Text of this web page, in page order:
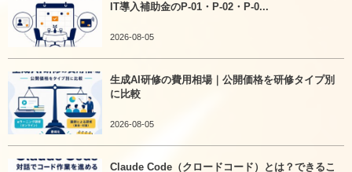
IT導入補助金のP-01・P-02・P-0...
2026-08-05
生成AI研修の費用相場｜公開価格を研修タイプ別
に比較
2026-08-05
Claude Code（クロードコード）とは？できるこ